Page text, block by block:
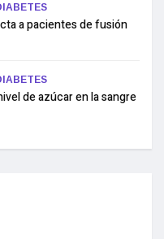
a pacientes de fusión
de azúcar en la sangre